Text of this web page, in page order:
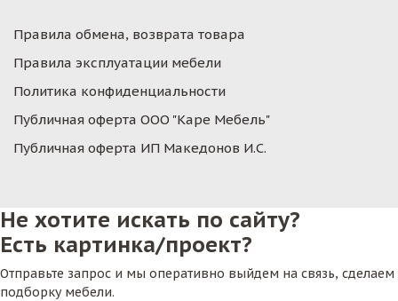
Правила обмена, возврата товара
Правила эксплуатации мебели
Политика конфиденциальности
Публичная оферта ООО "Каре Мебель"
Публичная оферта ИП Македонов И.С.
Не хотите искать по сайту?
Есть картинка/проект?
Отправьте запрос и мы оперативно выйдем на связь, сделаем
подборку мебели.